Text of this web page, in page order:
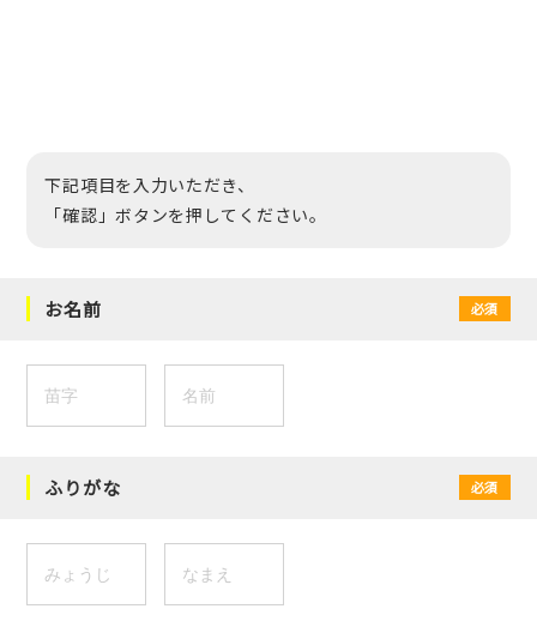
下記項目を入力いただき、
「確認」ボタンを押してください。
お名前 必須
ふりがな 必須